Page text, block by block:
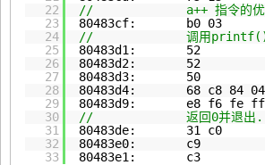
22
// a++ 指令的优
23
80483cf: b0
24
// 调用
25
80483d1:
26
80483d2:
27
80483d3:
28
80483d4: 68 c8 84
29
80483d9: e8 f6
30
// 返回0并退出.
31
80483de: 31
32
80483e0:
33
80483e1: